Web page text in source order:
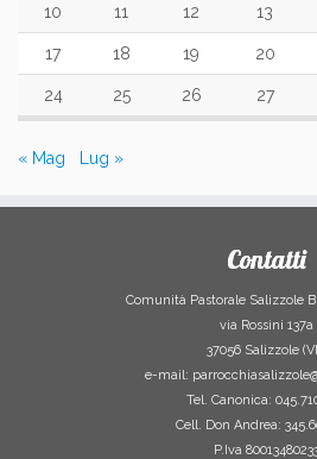
10 11 12 13
17 18 19 20
24 25 26 27
« Mag Lug »
Contatti
Comunità Pastorale Salizzole
via Rossini 137a
37056 Salizzole
e-mail:
Tel. Canonica:
Cell. Don Andrea:
P.Iva